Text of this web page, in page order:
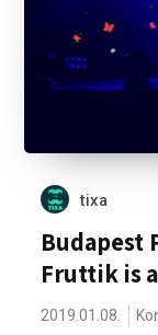
tixa
Budapest
Fruttik is
2019.01.08.